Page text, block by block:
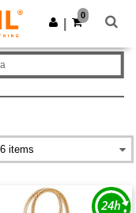
Scarica app
0